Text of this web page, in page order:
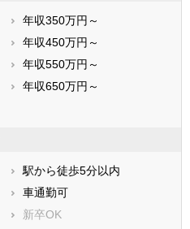
年収350万円～
年収450万円～
年収550万円～
年収650万円～
駅から徒歩5分以内
車通勤可
新卒OK